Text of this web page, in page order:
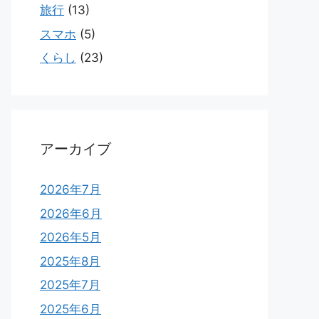
旅行 (13)
スマホ (5)
くらし (23)
アーカイブ
2026年7月
2026年6月
2026年5月
2025年8月
2025年7月
2025年6月